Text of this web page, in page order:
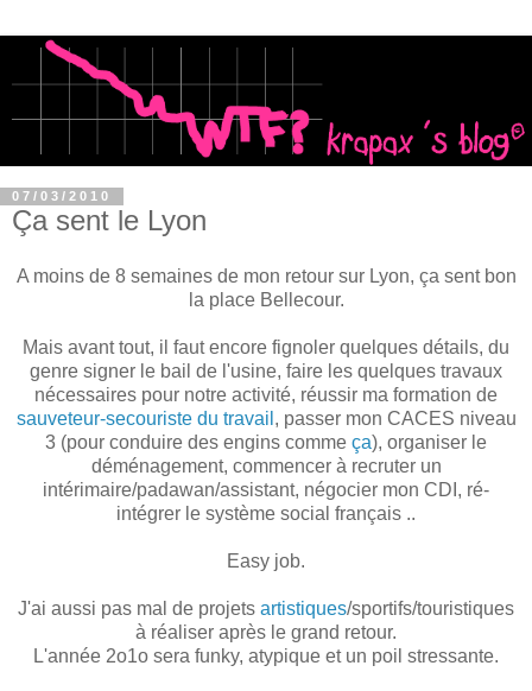
07/03/2010
Ça sent le Lyon
A moins de 8 semaines de mon retour sur Lyon, ça sent bon
la place Bellecour.
Mais avant tout, il faut encore fignoler quelques détails, du
genre signer le bail de l'usine, faire les quelques travaux
nécessaires pour notre activité, réussir ma formation de
sauveteur-secouriste du travail , passer mon CACES niveau
3 (pour conduire des engins comme ça), organiser le
déménagement, commencer à recruter un
intérimaire/padawan/assistant, négocier mon CDI, ré-
intégrer le système social français ..
Easy job.
J'ai aussi pas mal de projets artistiques/sportifs/touristiques
à réaliser après le grand retour.
L'année 2o1o sera funky, atypique et un poil stressante.